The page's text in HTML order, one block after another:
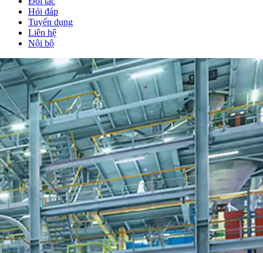
Hỏi đáp
Tuyển dụng
Liên hệ
Nội bộ